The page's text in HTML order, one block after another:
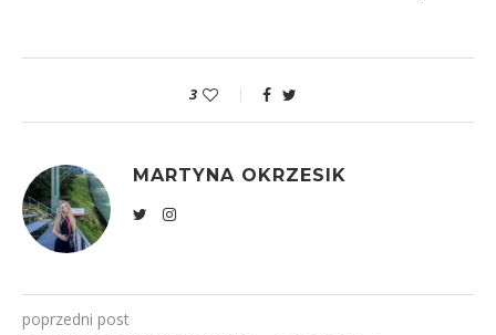
3
MARTYNA OKRZESIK
poprzedni post